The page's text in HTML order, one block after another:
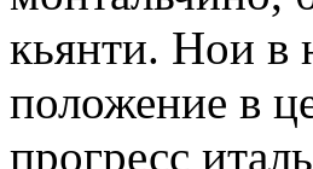
кьянти. Нои в
положение в
прогресс